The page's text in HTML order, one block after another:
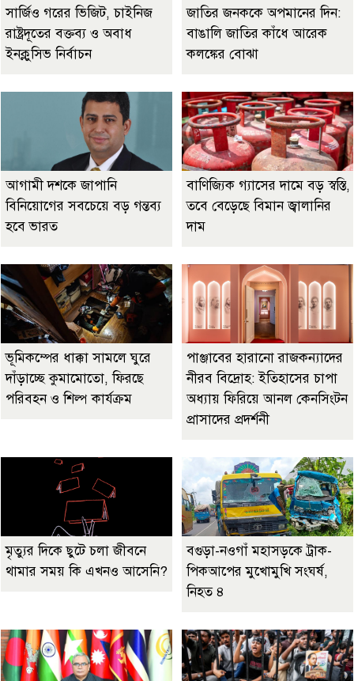
সার্জিও গরের ভিজিট, চাইনিজ
রাষ্ট্রদূতের বক্তব্য ও অবাধ
ইনক্লুসিভ নির্বাচন
জাতির জনককে অপমানের দিন:
বাঙালি জাতির কাঁধে আরেক
কলঙ্কের বোঝা
আগামী দশকে জাপানি
বিনিয়োগের সবচেয়ে বড় গন্তব্য
হবে ভারত
বাণিজ্যিক গ্যাসের দামে বড় স্বস্তি,
তবে বেড়েছে বিমান জ্বালানির
দাম
ভূমিকম্পের ধাক্কা সামলে ঘুরে
দাঁড়াচ্ছে কুমামোতো, ফিরছে
পরিবহন ও শিল্প কার্যক্রম
পাঞ্জাবের হারানো রাজকন্যাদের
নীরব বিদ্রোহ: ইতিহাসের চাপা
অধ্যায় ফিরিয়ে আনল কেনসিংটন
প্রাসাদের প্রদর্শনী
মৃত্যুর দিকে ছুটে চলা জীবনে
থামার সময় কি এখনও আসেনি?
বগুড়া-নওগাঁ মহাসড়কে ট্রাক-
পিকআপের মুখোমুখি সংঘর্ষ,
নিহত ৪